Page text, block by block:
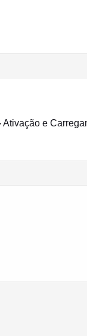
Ativação e